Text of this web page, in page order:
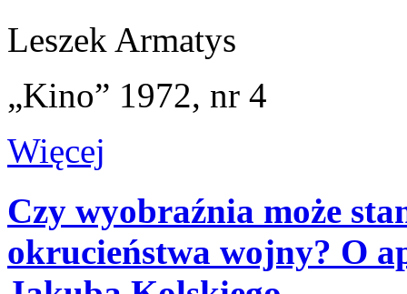
Leszek Armatys
„Kino” 1972, nr 4
Więcej
Czy wyobraźnia może
okrucieństwa wojny? O